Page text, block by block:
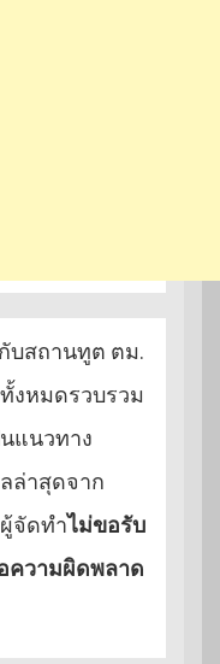
บสถานทูต ตม.
งหมดรวบรวม
แนวทาง
ล่าสุดจาก
จัดทำไม่ขอรับ
ความผิดพลาด